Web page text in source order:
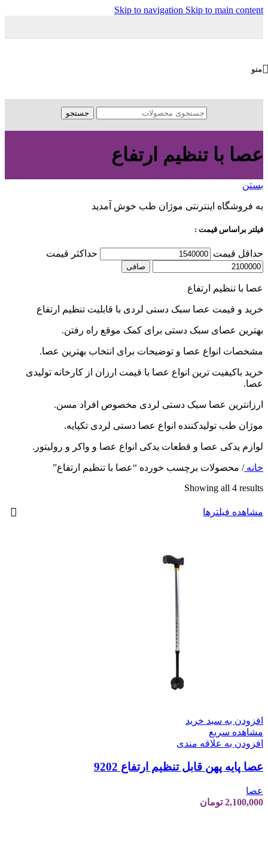
Skip to navigation Skip to main content
منو
جستجو
عصا با تنظیم ارتفاع
بستن
به فروشگاه اینترنتی موژان طب خوش آمدید
فیلتر براساس قیمت :
حداقل قیمت حداكثر قيمت
صافی
عصا با تنظیم ارتفاع
خرید و قیمت عصا سبک دستی لردی با قابلیت تنظیم ارتفاع
بهترین عصای سبک دستی برای کمک موقع راه رفتن.
مشخصات انواع عصا و توضیحات برای انتخاب بهترین عصا.
خرید باکیفیت ترین انواع عصا با قیمت ارزان از کارخانه تولیدی
عصا.
ارزانترین عصا سبک دستی لردی مخصوص افراد مسن.
موژان طب تولیدکننده انواع عصا دستی لردی تکپایه.
لوازم یدکی عصا و قطعات یدکی انواع عصا و واکر و رولیتور.
خانه/ محصولات برچسب خورده “عصا با تنظیم ارتفاع”
Showing all 4 results
مشاهده فیلترها
افزودن به سبد خرید
مشاهده سریع
افزودن به علاقه مندی
عصا پایه پهن قابل تنظیم ارتفاع 9202
عصا
2,100,000 تومان